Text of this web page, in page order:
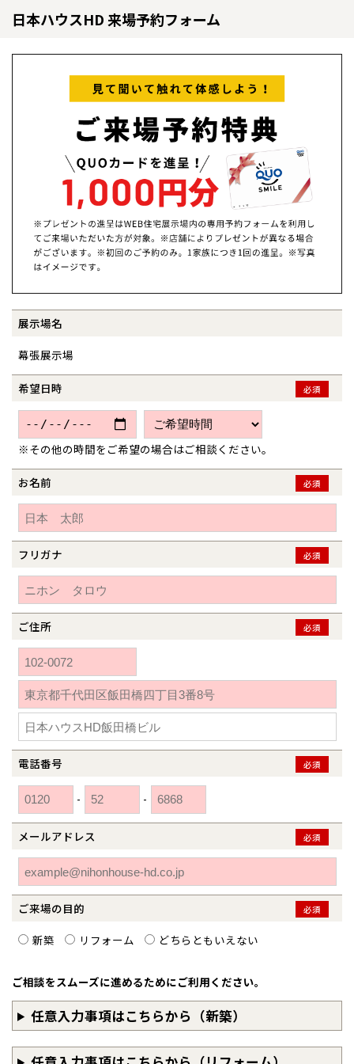
日本ハウスHD 来場予約フォーム
展示場名
幕張展示場
希望日時 必須
※その他の時間をご希望の場合はご相談ください。
お名前 必須
フリガナ 必須
ご住所 必須
電話番号 必須
- -
メールアドレス 必須
ご来場の目的 必須
新築 リフォーム どちらともいえない
ご相談をスムーズに進めるためにご利用ください。
任意入力事項はこちらから（新築）
全国の展示場
札幌
道北
道南
道東
東北
秋田
岩手
山形
宮城
福島
新潟
山梨
長野
富山
石川
福井
関東
東京
神奈川
埼玉
千葉
茨城
栃木
群馬
東海
愛知
岐阜
静岡
三重
近畿
大阪
京都
兵庫
奈良
滋賀
和歌山
中国・四国
岡山
香川
愛媛
鳥取
島根
広島
山口
徳島
高知
九州
福岡
佐賀
熊本
大分
宮崎
鹿児島
長崎
沖縄
分譲マンション
※現住所のある都道府県以外の建築予定地の方でも
くの展示場又は店舗にお問合せください。
応します。お気軽にご相談ください。
お近くのイベント
札幌
道央
苫小牧千歳
道北
旭川
道南
函館
室蘭
道東
帯広
東北
青森県
青森
秋田県
秋田
岩手県
盛岡
宮城県
仙台
福島県
福島
会津
長岡
山梨県
甲府
長野県
松本
富山県
富山
福井県
福井
関東
東京都
世田谷
八王子
神奈川県
湘南
埼玉県
所沢
千葉県
千葉
茨城県
栃木県
宇都宮
小山
群馬県
群馬
東海
愛知県
岐阜県
岐阜
静岡県
浜松
三重県
四日市
近畿
大阪府
京都府
兵庫県
奈良県
中国・四国
岡山県
香川県
愛媛県
九州
福岡県
福岡
佐賀県
熊本県
大分県
大分
宮崎県
宮崎
鹿児島県